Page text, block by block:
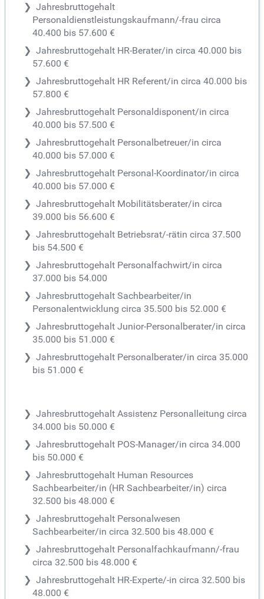
Jahresbruttogehalt
Personaldienstleistungskaufmann/-frau circa
40.400 bis 57.600 €
Jahresbruttogehalt HR-Berater/in circa 40.000 bis
57.600 €
Jahresbruttogehalt HR Referent/in circa 40.000 bis
57.800 €
Jahresbruttogehalt Personaldisponent/in circa
40.000 bis 57.500 €
Jahresbruttogehalt Personalbetreuer/in circa
40.000 bis 57.000 €
Jahresbruttogehalt Personal-Koordinator/in circa
40.000 bis 57.000 €
Jahresbruttogehalt Mobilitätsberater/in circa
39.000 bis 56.600 €
Jahresbruttogehalt Betriebsrat/-rätin circa 37.500
bis 54.500 €
Jahresbruttogehalt Personalfachwirt/in circa
37.000 bis 54.000
Jahresbruttogehalt Sachbearbeiter/in
Personalentwicklung circa 35.500 bis 52.000 €
Jahresbruttogehalt Junior-Personalberater/in circa
35.000 bis 51.000 €
Jahresbruttogehalt Personalberater/in circa 35.000
bis 51.000 €
Jahresbruttogehalt Assistenz Personalleitung circa
34.000 bis 50.000 €
Jahresbruttogehalt POS-Manager/in circa 34.000
bis 50.000 €
Jahresbruttogehalt Human Resources
Sachbearbeiter/in (HR Sachbearbeiter/in) circa
32.500 bis 48.000 €
Jahresbruttogehalt Personalwesen
Sachbearbeiter/in circa 32.500 bis 48.000 €
Jahresbruttogehalt Personalfachkaufmann/-frau
circa 32.500 bis 48.000 €
Jahresbruttogehalt HR-Experte/-in circa 32.500 bis
48.000 €